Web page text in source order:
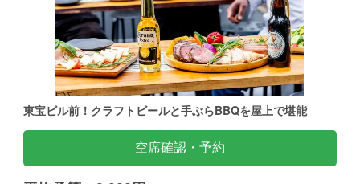
東宝ビル前！クラフトビールと手ぶらBBQを屋上で堪能
空席確認・予約